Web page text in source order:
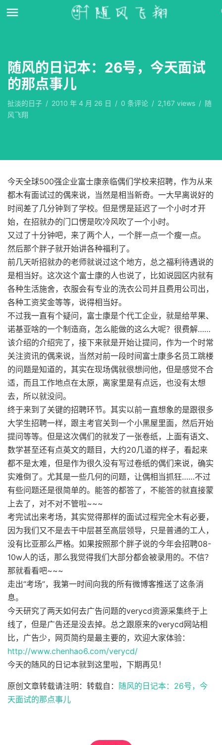
随风的日记本：26号，今天面试
的那点事儿
扯淡的日子 / 2010 年 4 月 26 日 / 0 条评论 / 2,167 views / 随
风飞翔
今天全球500强企业富士康亲临偶们学校来招聘，作为从来
都木有面试过的偶来说，当然是相当新奇。一大早离说好的
时间差了几分钟到了学校。但是愣是延迟了一个小时才开
始，在招就办的门口愣是吹冷风吹了一个小时。
又过了十分钟吧，来了两个人，一个胖一点一个瘦一点。
然后那个胖子就开始讲各种福利了。
前几天听招就办的老师就说过这个地方，总之福利待遇说的
是相当好。这次这个富士康的人也说了，比如说园区内就有
各种生活施舍，衣服会有专业的洗衣公司并且费用公司出，
各种工资奖金等等，说得相当好。
不过我一直有个疑问，富士康是个代工企业，就是给苹果、
诺基亚啥的一个制造商，怎么能做的这么大呢？很费解……
该介绍的介绍完了，接下来就是开始让提问，作为一个时常
关注资讯的偶来说，当然对前一段时间富士康多名员工跳楼
的问题是知道的，其实在现场偶就很想问他，但是感觉不合
适，而且工作地点在太原，离家里是有点远，也没有太想
去，所以就没问。
终于来到了关键的招聘环节。其实以前一直想象的是跟很多
大学生招聘一样，跟主考官关到一个小黑屋里面，然后开始
提问等等。但是这次偶们的就发了一张卷纸，上面有语文、
数学甚至还有点英文的题目，大约20几道的样子，看起来
都不是太难，但是作为很久没有写过卷纸的偶们来说，确实
实难倒了。尤其是一些几何的问题，让偶相当抓狂……不过
有些问题还是很简单的。能答的都答了，不能答的就直接蒙
上去了，对不对不管啦~~~
考完试出来考场，其实觉得那样的面试过程完全木有必要，
因为我们又不是去干中层甚至高层领导，只是普通的工人，
没有比亚那么严格。如果按照那个胖子说的今年会招聘08-
10w人的话，那么我觉得我们大部分都会被录用的。不信？
那就看看吧~~~
走出“考场”，我第一时间向我的所有微博客推送了这条消
息。
今天研究了两天如何去广告问题的verycd资源采集终于上
线了，但是广告还是没去掉。总之跟原来的verycd网站相
比，广告少，网页简约是最主要的，欢迎大家体验：
http://www.chenhao6.com/verycd/
今天的随风的日记本就到这里啦，下期再见！
原创文章转载请注明：转载自： 随风的日记本：26号，今
天面试的那点事儿